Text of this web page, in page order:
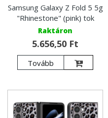
Samsung Galaxy Z Fold 5 5g
"Rhinestone" (pink) tok
Raktáron
5.656,50 Ft
Tovább